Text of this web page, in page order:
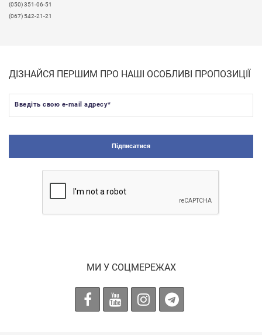
(050) 351-06-51
(067) 542-21-21
ДІЗНАЙСЯ ПЕРШИМ ПРО НАШІ ОСОБЛИВІ ПРОПОЗИЦІЇ
Введіть свою e-mail адресу*
Підписатися
МИ У СОЦМЕРЕЖАХ